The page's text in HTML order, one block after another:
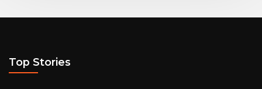
Top Stories